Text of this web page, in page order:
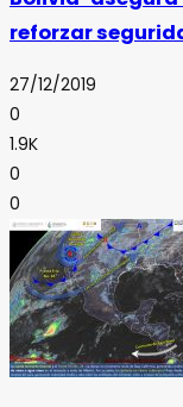
reforzar
27/12/2019
0
1.9K
0
0